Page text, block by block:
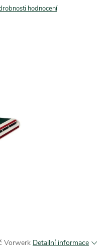
hodnocení
Vorwerk Detailní informace